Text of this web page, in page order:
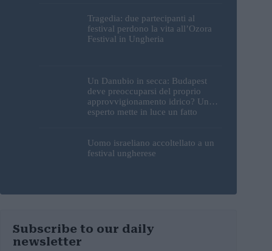
Tragedia: due partecipanti al
festival perdono la vita all’Ozora
Festival in Ungheria
Un Danubio in secca: Budapest
deve preoccuparsi del proprio
approvvigionamento idrico? Un
esperto mette in luce un fatto
Uomo israeliano accoltellato a un
festival ungherese
Subscribe to our daily
newsletter